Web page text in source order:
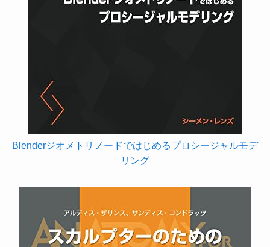
Blenderジオメトリノードではじめるプロシージャルモデ
リング